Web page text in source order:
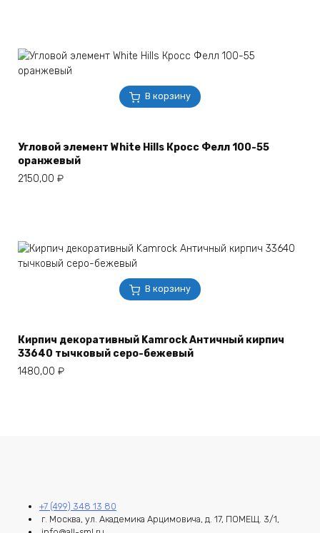
В корзину
Угловой элемент White Hills Кросс Фелл 100-55
оранжевый
2150,00 ₽
В корзину
Кирпич декоративный Kamrock Античный кирпич
33640 тычковый серо-бежевый
1480,00 ₽
+7 (499) 348 13 80
г. Москва, ул. Академика Арцимовича, д. 17, ПОМЕЩ. 3/1,